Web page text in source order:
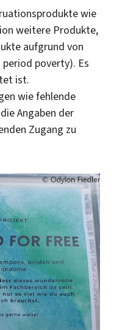
wie
weitere Produkte,
aufgrund von
poverty). Es
ist.
wie fehlende
Angaben der
Zugang zu